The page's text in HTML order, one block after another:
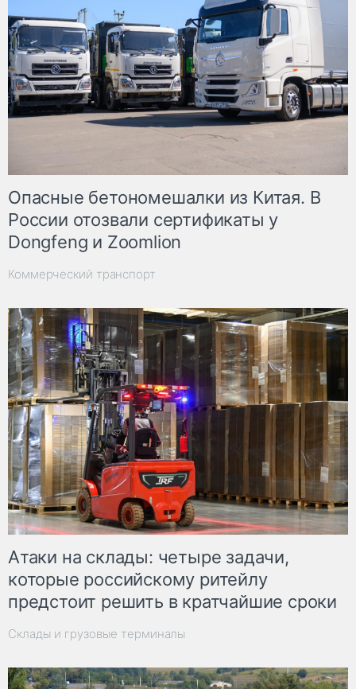
Опасные бетономешалки из Китая. В
России отозвали сертификаты у
Dongfeng и Zoomlion
Коммерческий транспорт
Атаки на склады: четыре задачи,
которые российскому ритейлу
предстоит решить в кратчайшие сроки
Склады и грузовые терминалы